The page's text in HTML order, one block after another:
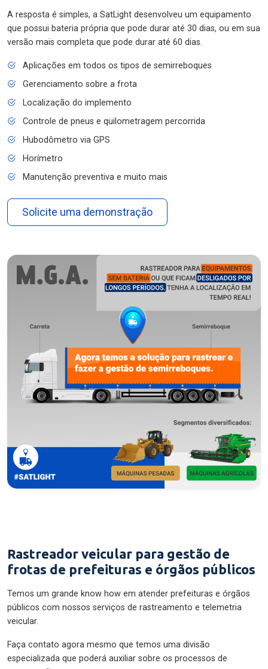
A resposta é simples, a SatLight desenvolveu um equipamento
que possui bateria própria que pode durar até 30 dias, ou em sua
versão mais completa que pode durar até 60 dias.
Aplicações em todos os tipos de semirreboques
Gerenciamento sobre a frota
Localização do implemento
Controle de pneus e quilometragem percorrida
Hubodômetro via GPS
Horímetro
Manutenção preventiva e muito mais
Solicite uma demonstração
Rastreador veicular para gestão de
frotas de prefeituras e órgãos públicos
Temos um grande know how em atender prefeituras e órgãos
públicos com nossos serviços de rastreamento e telemetria
veicular.
Faça contato agora mesmo que temos uma divisão
especializada que poderá auxiliar sobre os processos de